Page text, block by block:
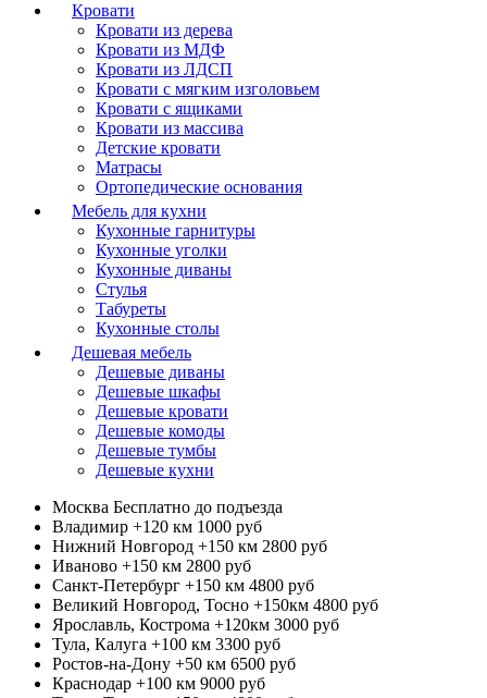
Кровати
Кровати из дерева
Кровати из МДФ
Кровати из ЛДСП
Кровати с мягким изголовьем
Кровати с ящиками
Кровати из массива
Детские кровати
Матрасы
Ортопедические основания
Мебель для кухни
Кухонные гарнитуры
Кухонные уголки
Кухонные диваны
Стулья
Табуреты
Кухонные столы
Дешевая мебель
Дешевые диваны
Дешевые шкафы
Дешевые кровати
Дешевые комоды
Дешевые тумбы
Дешевые кухни
Москва Бесплатно до подъезда
Владимир +120 км 1000 руб
Нижний Новгород +150 км 2800 руб
Иваново +150 км 2800 руб
Санкт-Петербург +150 км 4800 руб
Великий Новгород, Тосно +150км 4800 руб
Ярославль, Кострома +120км 3000 руб
Тула, Калуга +100 км 3300 руб
Ростов-на-Дону +50 км 6500 руб
Краснодар +100 км 9000 руб